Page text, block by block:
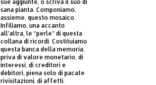
sue aggiunte, o scriva il suo di
sana pianta. Componiamo,
assieme, questo mosaico.
Infiliamo, una accanto
all’altra, le “perle” di questa
collana di ricordi. Costituiamo
questa banca della memoria,
priva di valore monetario, di
interessi, di creditori e
debitori, piena solo di pacate
rivisitazioni, di affetti.